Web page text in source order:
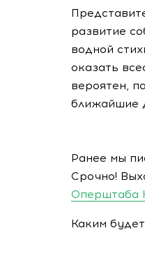
развитие
водной
оказать
вероятен,
ближайшие
Ранее мы
Срочно!
Оперштаба
Каким будет